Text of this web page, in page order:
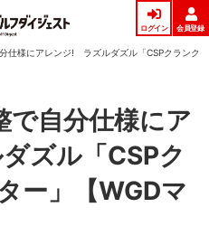
ログイン 会員登録
仕様にアレンジ! ラズルダズル「CSPクランク
で自分仕様にア
ズル「CSPク
ー」【WGDマ